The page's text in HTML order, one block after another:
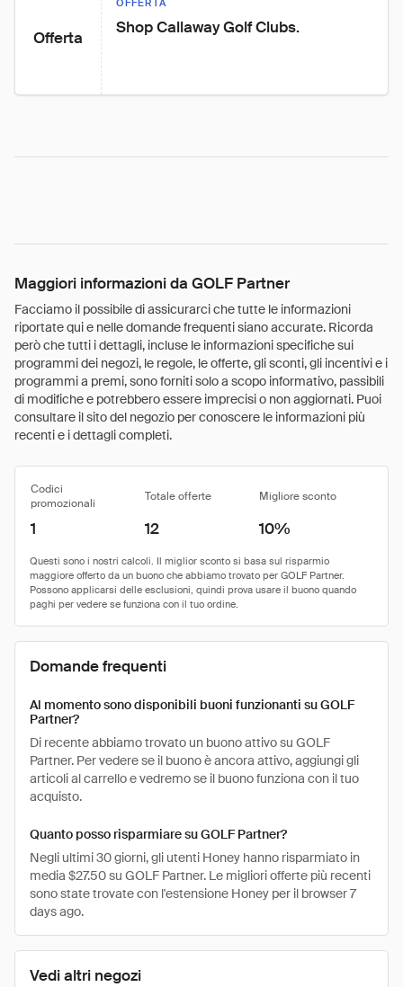
Offerta
OFFERTA
Shop Callaway Golf Clubs.
Maggiori informazioni da GOLF Partner
Facciamo il possibile di assicurarci che tutte le informazioni
riportate qui e nelle domande frequenti siano accurate. Ricorda
però che tutti i dettagli, incluse le informazioni specifiche sui
programmi dei negozi, le regole, le offerte, gli sconti, gli incentivi e i
programmi a premi, sono forniti solo a scopo informativo, passibili
di modifiche e potrebbero essere imprecisi o non aggiornati. Puoi
consultare il sito del negozio per conoscere le informazioni più
recenti e i dettagli completi.
Vedi altri negozi
Codici
promozionali
Totale offerte Migliore sconto
1 12 10%
Domande frequenti
Al momento sono disponibili buoni funzionanti su GOLF
Partner?
Di recente abbiamo trovato un buono attivo su GOLF
Partner. Per vedere se il buono è ancora attivo, aggiungi gli
articoli al carrello e vedremo se il buono funziona con il tuo
acquisto.
Quanto posso risparmiare su GOLF Partner?
Negli ultimi 30 giorni, gli utenti Honey hanno risparmiato in
media $27.50 su GOLF Partner. Le migliori offerte più recenti
sono state trovate con l'estensione Honey per il browser 7
days ago.